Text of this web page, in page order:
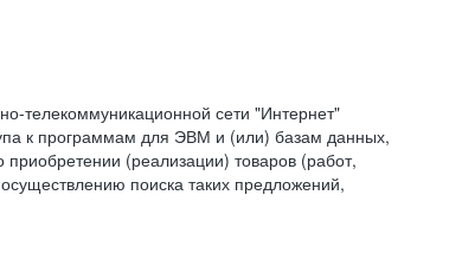
телекоммуникационной сети "Интернет"
к программам для ЭВМ и (или) базам данных,
(реализации) товаров (работ,
поиска таких предложений,